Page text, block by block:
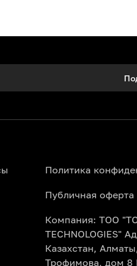
портал поможет
на сайте
и рейвы по
предлагают
схеме зала
Политика
Публичная оферта
Компания: ТОО
TECHNOLOGIES"
Казахстан,
Трофимова, дом